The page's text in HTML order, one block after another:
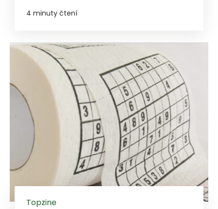
4 minuty čtení
Topzine